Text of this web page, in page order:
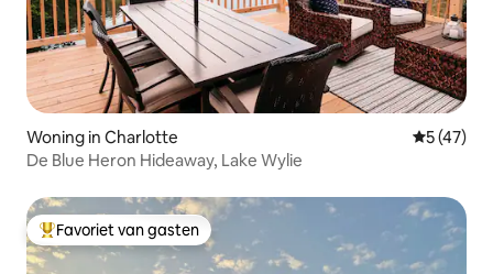
Woning in Charlotte
5 (47)
De Blue Heron Hideaway, Lake Wylie
Topfavoriet van gasten
Favoriet van gasten